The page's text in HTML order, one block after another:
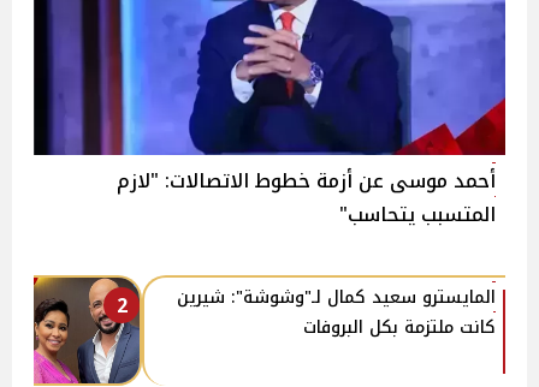
أحمد موسى عن أزمة خطوط الاتصالات: "لازم
المتسبب يتحاسب"
2
المايسترو سعيد كمال لـ"وشوشة": شيرين
كانت ملتزمة بكل البروفات